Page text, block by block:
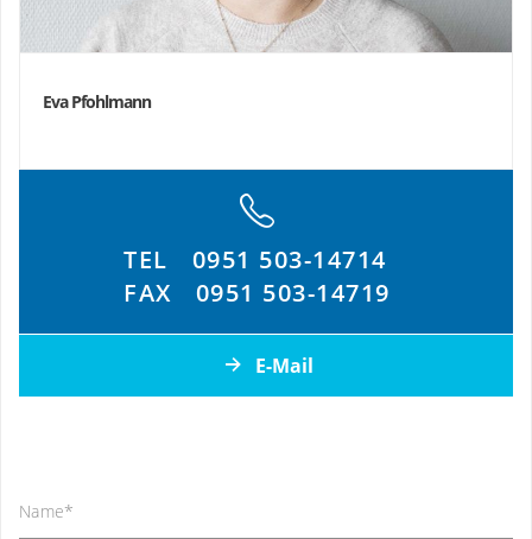
Eva Pfohlmann
TEL
0951 503-14714
FAX
0951 503-14719
E-Mail
Name*